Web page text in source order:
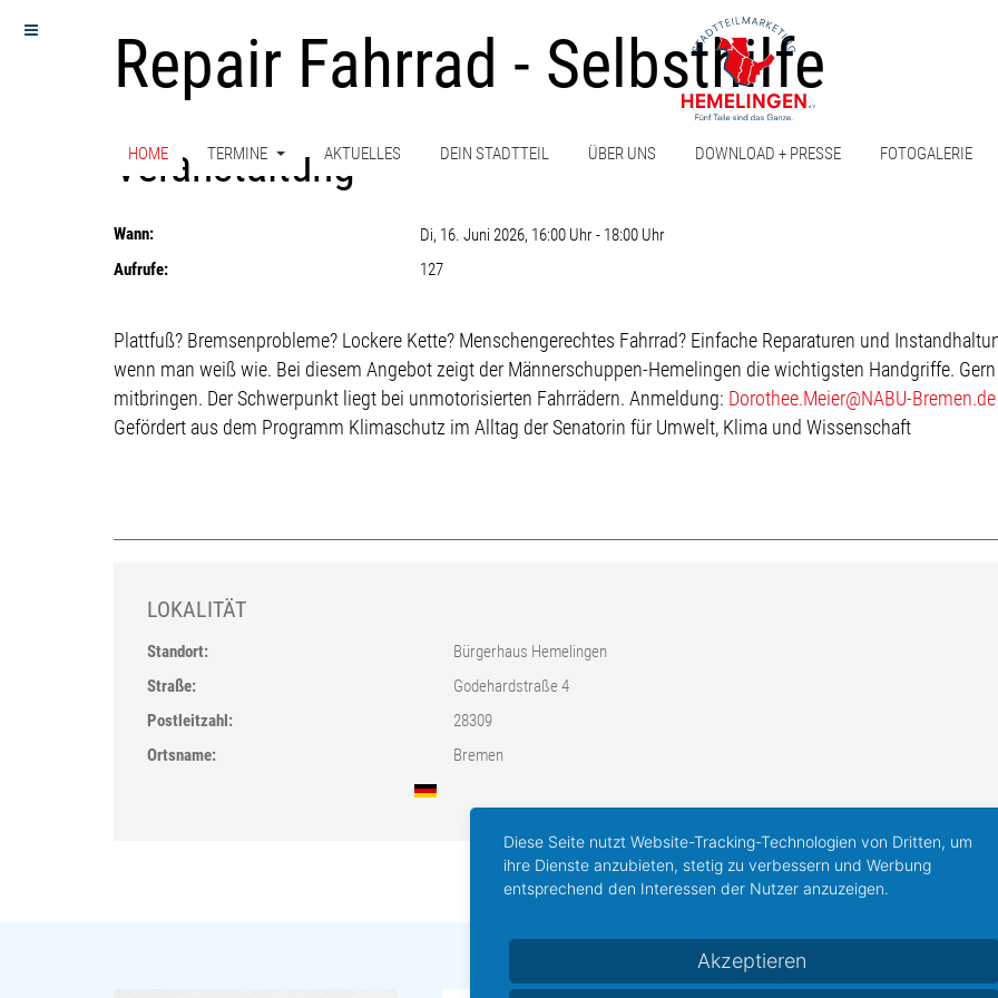
HOME TERMINE AKTUELLES DEIN STADTTEIL ÜBER UNS DOWNLOAD + PRESSE FOTOGALERIE
Repair Fahrrad - Selbsthilfe
Veranstaltung
Wann: Di, 16. Juni 2026, 16:00 Uhr- 18:00 Uhr
Aufrufe:
127
Plattfuß? Bremsenprobleme? Lockere Kette? Menschengerechtes Fahrrad? Einfache Reparaturen und
wenn man weiß wie. Bei diesem Angebot zeigt der Männerschuppen-Hemelingen die wichtigsten Handgriffe.
mitbringen. Der Schwerpunkt liegt bei unmotorisierten Fahrrädern. Anmeldung: Dorothee.Meier@NABU-Bremen.de
Gefördert aus dem Programm Klimaschutz im Alltag der Senatorin für Umwelt, Klima und Wissenschaft
LOKALITÄT
Standort:
Bürgerhaus Hemelingen
Straße:
Godehardstraße 4
Postleitzahl:
28309
Ortsname:
Bremen
Diese Seite nutzt Website-Tracking-Technologien von Dritten, um
ihre Dienste anzubieten, stetig zu verbessern und Werbung
entsprechend den Interessen der Nutzer anzuzeigen.
Akzeptieren